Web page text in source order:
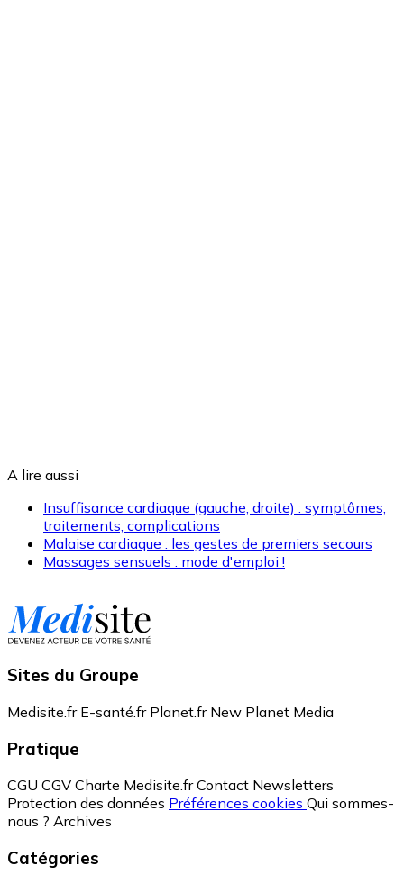
A lire aussi
Insuffisance cardiaque (gauche, droite) : symptômes,
traitements, complications
Malaise cardiaque : les gestes de premiers secours
Massages sensuels : mode d'emploi !
Sites du Groupe
Medisite.fr E-santé.fr Planet.fr New Planet Media
Pratique
CGU CGV Charte Medisite.fr Contact Newsletters
Protection des données Préférences cookies Qui sommes-
nous ? Archives
Catégories